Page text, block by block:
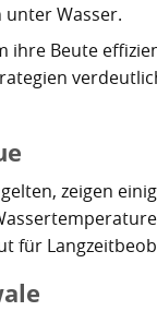
Wasser.
Beute
zeigen
für